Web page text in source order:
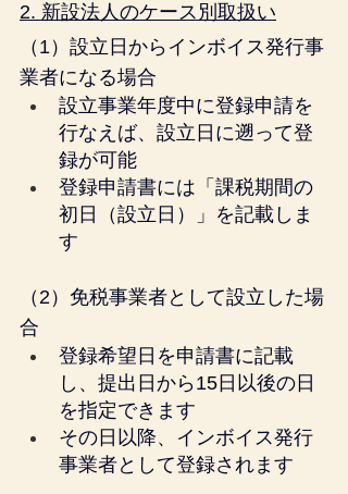
2. 新設法人のケース別取扱い
（1）設立日からインボイス発行事
業者になる場合
設立事業年度中に登録申請を
行なえば、設立日に遡って登
録が可能
登録申請書には「課税期間の
初日（設立日）」を記載しま
す
（2）免税事業者として設立した場
合
登録希望日を申請書に記載
し、提出日から15日以後の日
を指定できます
その日以降、インボイス発行
事業者として登録されます